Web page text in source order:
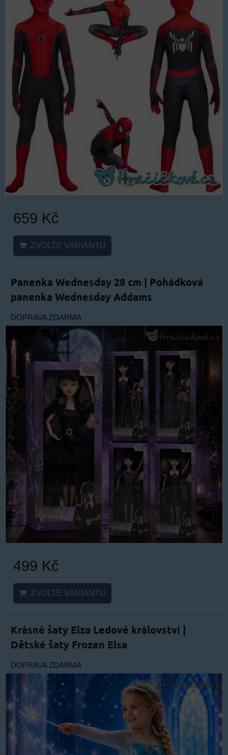
659 Kč
ZVOLTE VARIANTU
Panenka Wednesday 28 cm | Pohádková
panenka Wednesday Addams
DOPRAVA ZDARMA
499 Kč
ZVOLTE VARIANTU
Krásné šaty Elza Ledové království |
Dětské šaty Frozen Elsa
DOPRAVA ZDARMA